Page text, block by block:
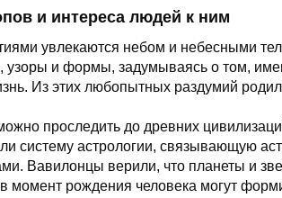
и интереса людей к ним
увлекаются небом и небесными
узоры и формы, задумываясь о том,
Из этих любопытных раздумий
проследить до древних
систему астрологии, связывающую
Вавилонцы верили, что планеты и
момент рождения человека могут